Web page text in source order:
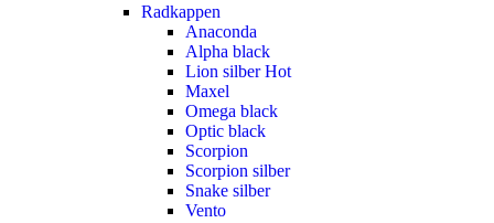
Radkappen
Anaconda
Alpha black
Lion silberHot
Maxel
Omega black
Optic black
Scorpion
Scorpion silber
Snake silber
Vento